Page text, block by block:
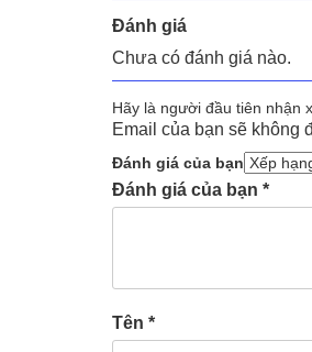
Đánh giá
Chưa có đánh giá nào.
Hãy là người đầu tiên nhận
Email của bạn sẽ không
Đánh giá của bạn
Đánh giá của bạn *
Tên *